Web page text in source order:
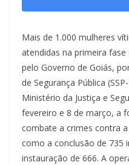
Mais de 1.000 mulheres
atendidas na primeira
pelo Governo de Goiás,
de Segurança Pública
Ministério da Justiça e
fevereiro e 8 de março, a
combate a crimes contra
como a conclusão de 735
instauração de 666. A